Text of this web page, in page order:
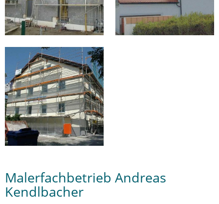
Malerfachbetrieb Andreas
Kendlbacher